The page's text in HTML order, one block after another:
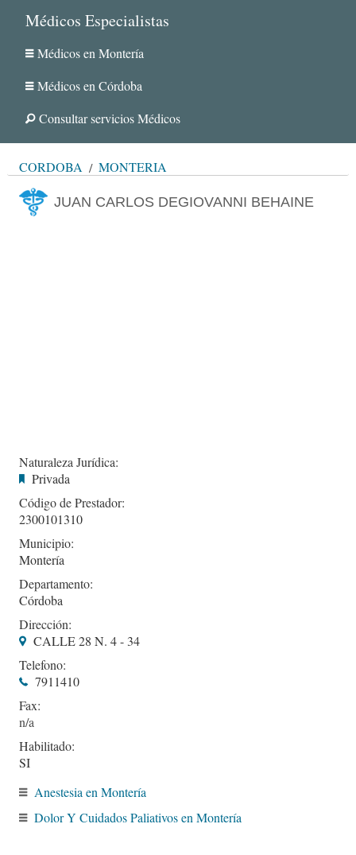
Médicos Especialistas
Médicos en Montería
Médicos en Córdoba
Consultar servicios Médicos
CÓRDOBA MONTERÍA
JUAN CARLOS DEGIOVANNI BEHAINE
Naturaleza Jurídica:
Privada
Código de Prestador:
2300101310
Municipio:
Montería
Departamento:
Córdoba
Dirección:
CALLE 28 N. 4 - 34
Telefono:
7911410
Fax:
Habilitado:
SI
Anestesia en Montería
Dolor Y Cuidados Paliativos en Montería